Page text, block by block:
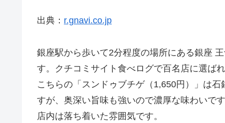
出典： r.gnavi.co.jp
銀座駅から歩いて2分程度の場所にある銀座
す。クチコミサイト食べログで百名店に選ばれ
こちらの「スンドゥブチゲ（1,650円）」は
すが、奥深い旨味も強いので濃厚な味わいで
店内は落ち着いた雰囲気です。